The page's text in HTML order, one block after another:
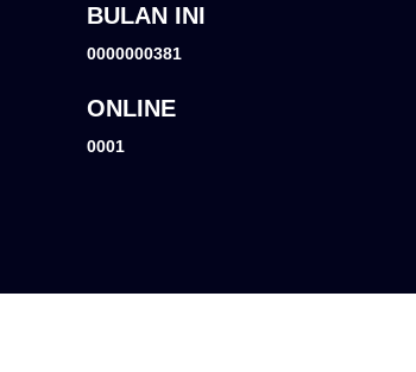
BULAN INI
0000000381
ONLINE
0001